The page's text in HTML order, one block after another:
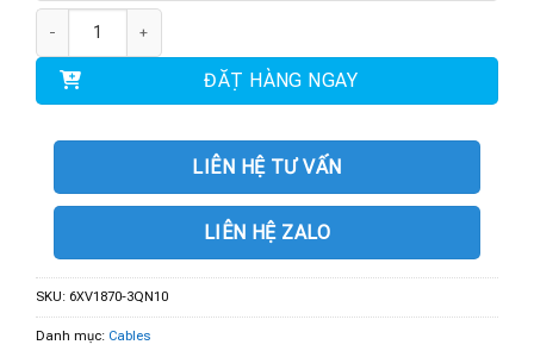
ĐẶT HÀNG NGAY
LIÊN HỆ TƯ VẤN
LIÊN HỆ ZALO
SKU: 6XV1870-3QN10
Danh mục: Cables